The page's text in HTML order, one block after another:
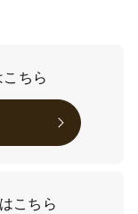
ちら
こちら